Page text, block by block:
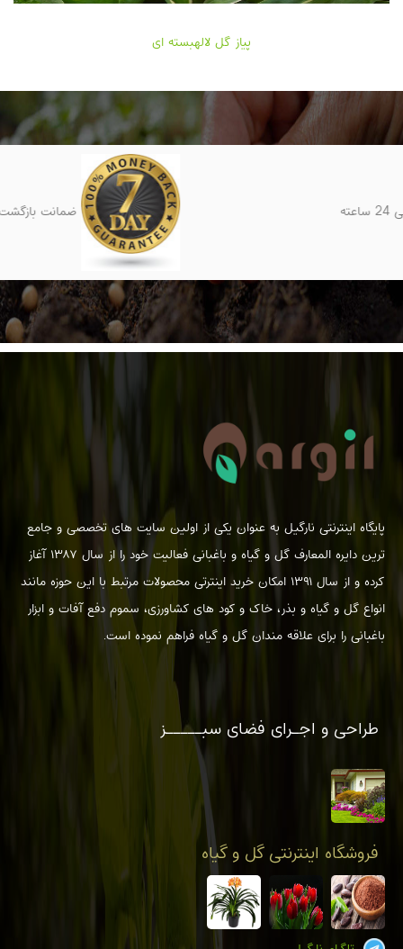
کود بهاران ۱
پایگاه اینترنتی نارگیل به عنوان یکی از اولین سایت های تخصصی و جامع
ترین دایره المعارف گل و گیاه و باغبانی فعالیت خود را از سال ۱۳۸۷ آغاز
کرده و از سال ۱۳۹۱ امکان خرید اینترتی محصولات مرتبط با این حوزه مانند
انواع گل و گیاه و بذر، خاک و کود های کشاورزی، سموم دفع آفات و ابزار
باغبانی را برای علاقه مندان گل و گیاه فراهم نموده است.
طراحی و اجـرای فضای سبـــــز
فروشگاه اینترنتی گل و گیاه